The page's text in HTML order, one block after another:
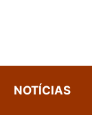
NOTÍCIAS